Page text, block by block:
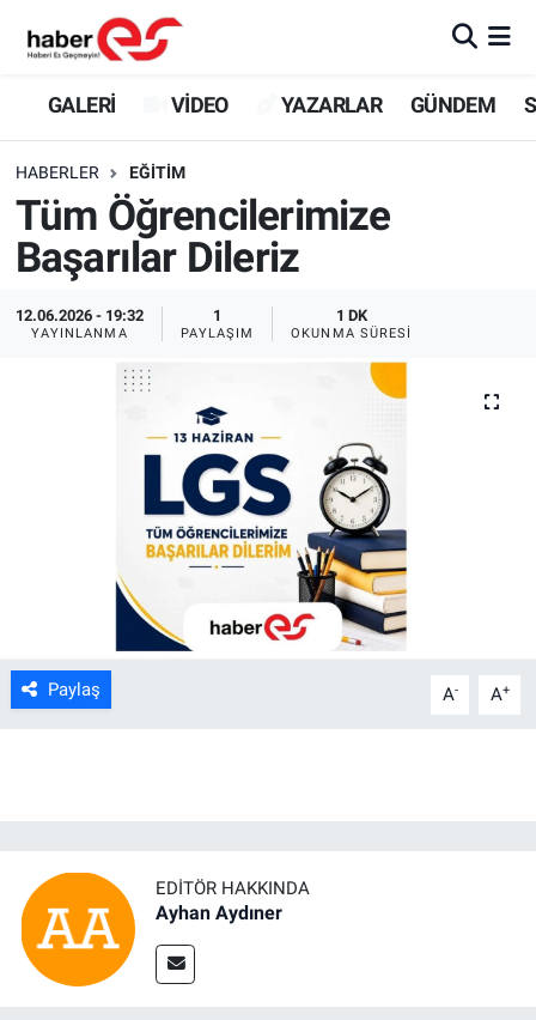
GALERİ VİDEO YAZARLAR GÜNDEM
HABERLER EĞİTİM
Tüm Öğrencilerimize
Başarılar Dileriz
12.06.2026 - 19:32
YAYINLANMA
1
PAYLAŞIM
1 DK
OKUNMA SÜRESI
Paylaş A- A+
EDITÖR HAKKINDA
Ayhan Aydıner
GALERİ
YAZARLAR
GÜNDEM
SİYASET
TEKNOLOJİ
EKONOMİ
ASAYİŞ
Eskişehir Nöbetçi Eczaneler
Eskişehir Trafik Yoğunluk Haritası
Süper Lig Puan Durumu ve Fikstür
Tüm Manşetler
Son Dakika Haberleri
Haber Arşivi